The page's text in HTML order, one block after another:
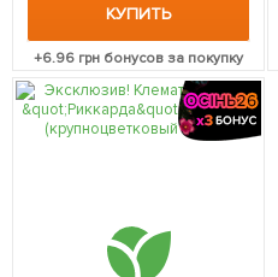
КУПИТЬ
+6.96 грн бонусов за покупку